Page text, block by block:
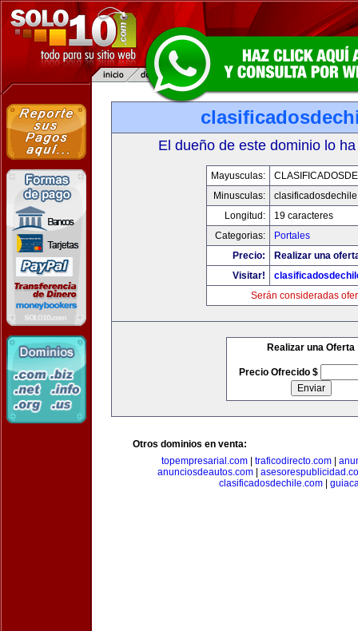
El dueño de este dominio lo
Mayusculas:
Minusculas:
Longitud:
19 caracteres
Categorias:
Portales
Precio:
Realizar una
Visitar!
Serán consideradas
Realizar una Oferta
Precio Ofrecido $
Otros dominios en venta:
topempresarial.com
traficodirecto.com
anunciosdeautos.com|
clasificadosdechile.com|